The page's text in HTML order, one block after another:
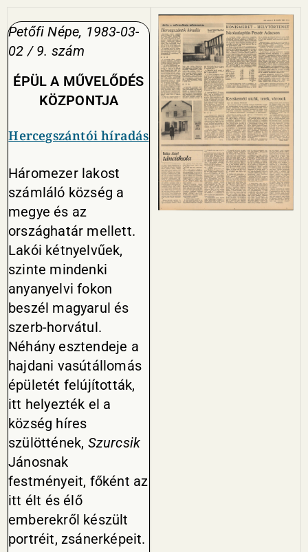
Petőfi Népe, 1983-03-
02 / 9. szám
ÉPÜL A MŰVELŐDÉS
KÖZPONTJA
Hercegszántói híradás
Háromezer lakost
számláló község a
megye és az
országhatár mellett.
Lakói kétnyelvűek,
szinte mindenki
anyanyelvi fokon
beszél magyarul és
szerb-horvátul.
Néhány esztendeje a
hajdani vasútállomás
épületét felújították,
itt helyezték el a
község híres
szülöttének, Szurcsik
Jánosnak
festményeit, főként az
itt élt és élő
emberekről készült
portréit, zsánerképeit.